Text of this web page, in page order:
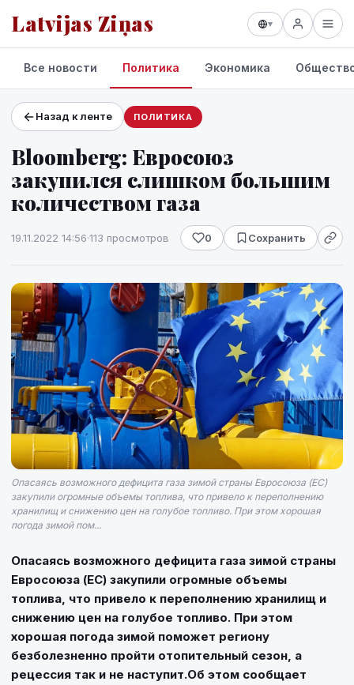
Latvijas Ziņas ▾
Проекты и сервисы
Прогноз погоды
Все новости Политика Экономика
Назад к ленте ПОЛИТИКА
Bloomberg: Евросоюз
закупился слишком большим
количеством газа
19.11.2022 14:56·113 просмотров 0 Сохранить
Опасаясь возможного дефицита газа зимой страны Евросоюза (ЕС)
закупили огромные объемы топлива, что привело к переполнению
хранилищ и снижению цен на голубое топливо. При этом хорошая
погода зимой пом...
Опасаясь возможного дефицита газа зимой страны
Евросоюза (ЕС) закупили огромные объемы
топлива, что привело к переполнению хранилищ и
снижению цен на голубое топливо. При этом
хорошая погода зимой поможет региону
безболезненно пройти отопительный сезон, а
рецессия так и не наступит.Об этом сообщает